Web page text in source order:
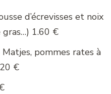
d’écrevisses et noix
gras…) 1.60 €
pommes rates à
€